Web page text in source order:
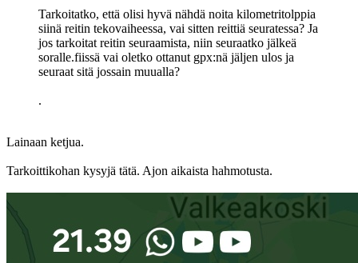
Tarkoitatko, että olisi hyvä nähdä noita kilometritolppia
siinä reitin tekovaiheessa, vai sitten reittiä seuratessa? Ja
jos tarkoitat reitin seuraamista, niin seuraatko jälkeä
soralle.fiissä vai oletko ottanut gpx:nä jäljen ulos ja
seuraat sitä jossain muualla?
.
Lainaan ketjua.
Tarkoittikohan kysyjä tätä. Ajon aikaista hahmotusta.